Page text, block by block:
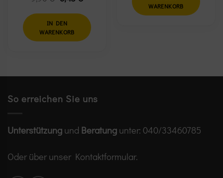
Preis
war:
9,90 €
ist:
3,45 €.
IN DEN
WARENKORB
WARENKORB
So erreichen Sie uns
Unterstützung und Beratung unter: 040/33460785
Oder über unser Kontaktformular.